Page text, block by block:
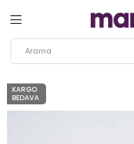
KARGO
BEDAVA